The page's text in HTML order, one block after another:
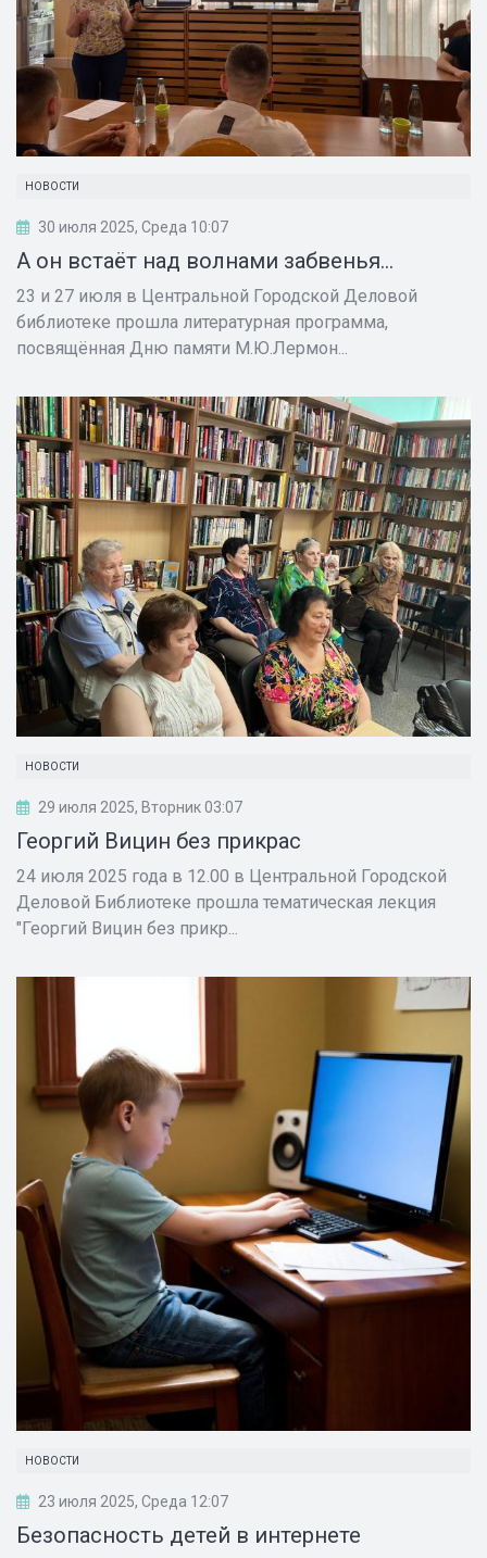
НОВОСТИ
30 июля 2025, Среда 10:07
А он встаёт над волнами забвенья…
23 и 27 июля в Центральной Городской Деловой
библиотеке прошла литературная программа,
посвящённая Дню памяти М.Ю.Лермон...
НОВОСТИ
29 июля 2025, Вторник 03:07
Георгий Вицин без прикрас
24 июля 2025 года в 12.00 в Центральной Городской
Деловой Библиотеке прошла тематическая лекция
"Георгий Вицин без прикр...
НОВОСТИ
23 июля 2025, Среда 12:07
Безопасность детей в интернете